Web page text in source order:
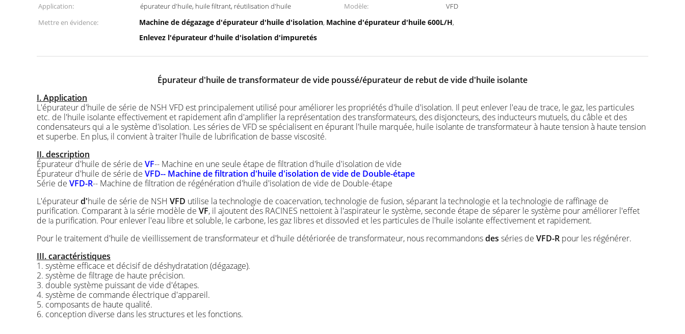
Application:
épurateur d'huile, huile filtrant, réutilisation d'huile Modèle:
VFD
Mettre en évidence:
Machine de dégazage d'épurateur d'huile d'isolation, Machine d'épurateur d'huile 600L/H,
Enlevez l'épurateur d'huile d'isolation d'impuretés
Épurateur d'huile de transformateur de vide poussé/épurateur de rebut de vide d'huile isolante
I. Application
L'épurateur d'huile de série de NSH VFD est principalement utilisé pour améliorer les propriétés d'huile d'isolation. Il peut enlever l'eau de trace, le gaz, les particules
etc. de l'huile isolante effectivement et rapidement afin d'amplifier la représentation des transformateurs, des disjoncteurs, des inducteurs mutuels, du câble et des
condensateurs qui a le système d'isolation. Les séries de VFD se spécialisent en épurant l'huile marquée, huile isolante de transformateur à haute tension à haute tension
et superbe. En plus, il convient à traiter l'huile de lubrification de basse viscosité.
II. description
Épurateur d'huile de série de VF-- Machine en une seule étape de filtration d'huile d'isolation de vide
Épurateur d'huile de série de VFD-- Machine de filtration d'huile d'isolation de vide de Double-étape
Série de VFD-R-- Machine de filtration de régénération d'huile d'isolation de vide de Double-étape
L'épurateurd'huile de série de NSH VFD utilise la technologie de coacervation, technologie de fusion, séparant la technologie et la technologie de raffinage de
purification. Comparant à la série modèle de VF, il ajoutent des RACINES nettoient à l'aspirateur le système, seconde étape de séparer le système pour améliorer l'effet
de la purification. Pour enlever l'eau libre et soluble, le carbone, les gaz libres et dissovled et les particules de l'huile isolante effectivement et rapidement.
Pour le traitement d'huile de vieillissement de transformateur et d'huile détériorée de transformateur, nous recommandonsdes séries de VFD-R pour les régénérer.
III. caractéristiques
1. système efficace et décisif de déshydratation (dégazage).
2. système de filtrage de haute précision.
3. double système puissant de vide d'étapes.
4. système de commande électrique d'appareil.
5. composants de haute qualité.
6. conception diverse dans les structures et les fonctions.